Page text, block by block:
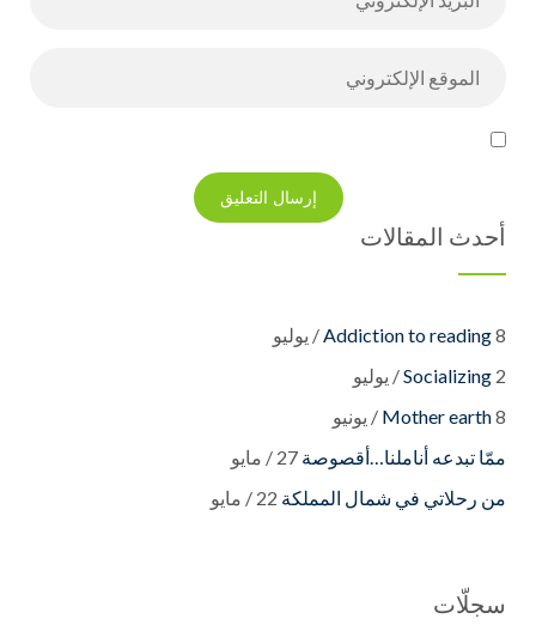
أحدث المقالات
Addiction to reading8 / يوليو
Socializing 2 / يوليو
Mother earth8 / يونيو
27 / مايو
22 / مايو
سجلّات